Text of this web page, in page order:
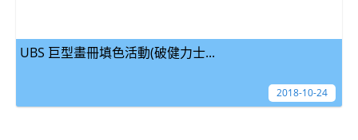
UBS 巨型畫冊填色活動(破健力士...
2018-10-24